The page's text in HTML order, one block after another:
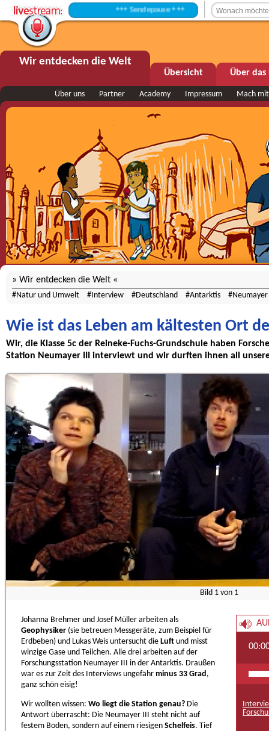
+++ Sendepause +++
Wir entdecken die Welt
Übersicht Über
Über uns Partner Academy Impressum Mach mit
Wir entdecken die Welt
Natur und Umwelt Interview Deutschland Antarktis
Wie ist das Leben am kältesten Ort
Wir, die Klasse 5c der Reineke-Fuchs-Grundschule haben
Station Neumayer III interviewt und wir durften ihnen all
Bild 1 von 1
Johanna Brehmer und Josef Müller arbeiten als
Geophysiker (sie betreuen Messgeräte, zum Beispiel für
Erdbeben) und Lukas Weis untersucht die Luft und misst
winzige Gase und Teilchen. Alle drei arbeiten auf der
Forschungsstation Neumayer III in der Antarktis. Draußen
war es zur Zeit des Interviews ungefähr minus 33 Grad,
ganz schön eisig!
Wir wollten wissen: Wo liegt die Station genau? Die
Antwort überrascht: Die Neumayer III steht nicht auf
festem Boden, sondern auf einem riesigen Schelfeis. Tief